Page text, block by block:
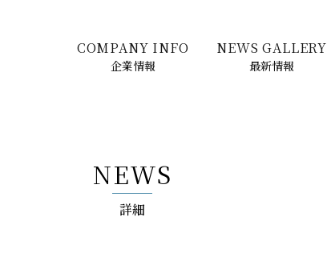
COMPANY INFO
企業情報
NEWS GALLERY
最新情報
NEWS
詳細